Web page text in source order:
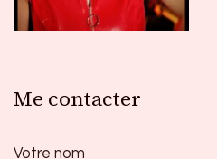
Me contacter
Votre nom